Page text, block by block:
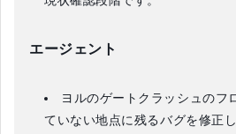
エージェント
ヨルのゲートクラッシュのフ
ていない地点に残るバグを修正し